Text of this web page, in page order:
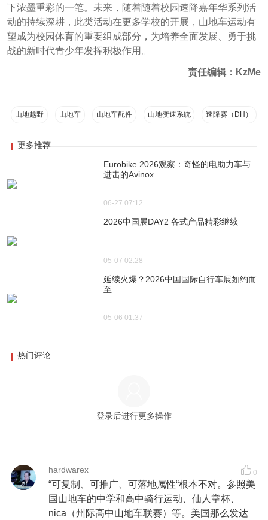
下浓墨重彩的一笔。未来，随着随着校园速降嘉年华系列活
动的持续深耕，此类活动在更多学校的开展，山地车运动有
望成为校园体育的重要组成部分，为培养全面发展、勇于挑
战的新时代青少年发挥积极作用。
责任编辑：KzMe
山地越野 山地车 山地车配件 山地变速系统 速降赛（DH）
更多推荐
Eurobike 2026观察：奇怪的电助力车与
进击的Avinox
06-27 07:12
2026中国展DAY2 各式产品精彩继续
05-07 02:28
延续火爆？2026中国国际自行车展如约而
至
05-06 01:37
热门评论
登录后进行更多操作
hardwarex 0
“可复制、可推广、可落地属性“根本不对。参照美
国山地车的中学和高中骑行运动、仙人掌杯、
nica（州际高中山地车联赛）等。美国那么发达